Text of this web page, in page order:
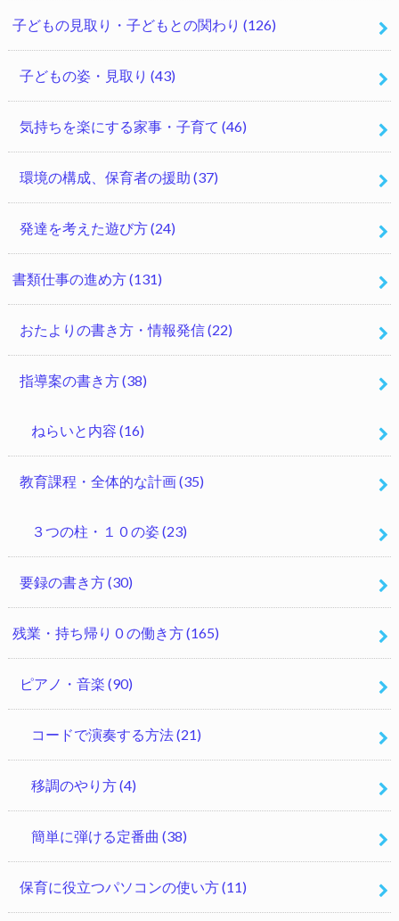
子どもの見取り・子どもとの関わり (126)
子どもの姿・見取り (43)
気持ちを楽にする家事・子育て (46)
環境の構成、保育者の援助 (37)
発達を考えた遊び方(24)
書類仕事の進め方(131)
おたよりの書き方・情報発信(22)
指導案の書き方(38)
ねらいと内容 (16)
教育課程・全体的な計画(35)
３つの柱・１０の姿(23)
要録の書き方(30)
残業・持ち帰り０の働き方(165)
ピアノ・音楽 (90)
コードで演奏する方法(21)
移調のやり方(4)
簡単に弾ける定番曲 (38)
保育に役立つパソコンの使い方(11)